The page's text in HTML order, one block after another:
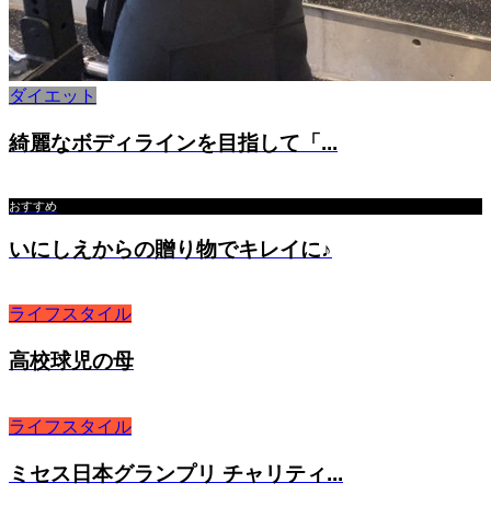
ダイエット
綺麗なボディラインを目指して「...
おすすめ
いにしえからの贈り物でキレイに♪
ライフスタイル
高校球児の母
ライフスタイル
ミセス日本グランプリ チャリティ...